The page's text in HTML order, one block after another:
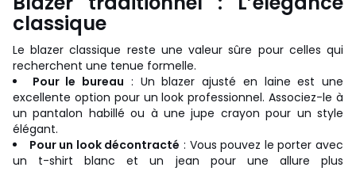
classique
Le blazer classique reste une valeur sûre pour celles qui
recherchent une tenue formelle.
Pour le bureau : Un blazer ajusté en laine est une
excellente option pour un look professionnel. Associez-le à
un pantalon habillé ou à une jupe crayon pour un style
élégant.
Pour un look décontracté : Vous pouvez le porter avec
un t-shirt blanc et un jean pour une allure plus